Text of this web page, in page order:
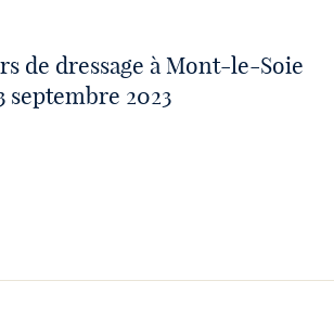
de dressage à Mont-le-Soie
septembre 2023